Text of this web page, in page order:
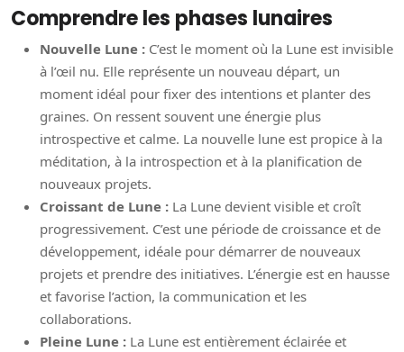
Comprendre les phases lunaires
Nouvelle Lune : C’est le moment où la Lune est invisible
à l’œil nu. Elle représente un nouveau départ, un
moment idéal pour fixer des intentions et planter des
graines. On ressent souvent une énergie plus
introspective et calme. La nouvelle lune est propice à la
méditation, à la introspection et à la planification de
nouveaux projets.
Croissant de Lune : La Lune devient visible et croît
progressivement. C’est une période de croissance et de
développement, idéale pour démarrer de nouveaux
projets et prendre des initiatives. L’énergie est en hausse
et favorise l’action, la communication et les
collaborations.
Pleine Lune : La Lune est entièrement éclairée et